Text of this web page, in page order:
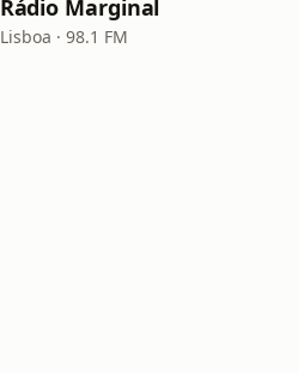
Rádio Marginal
Lisboa · 98.1 FM